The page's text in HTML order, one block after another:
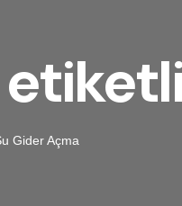
Gider Açma